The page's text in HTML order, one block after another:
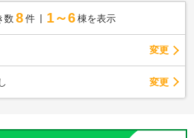
数 8 件 1～6 棟を表示
変更
変更